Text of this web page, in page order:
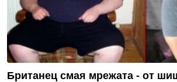
Британец смая мрежата - от